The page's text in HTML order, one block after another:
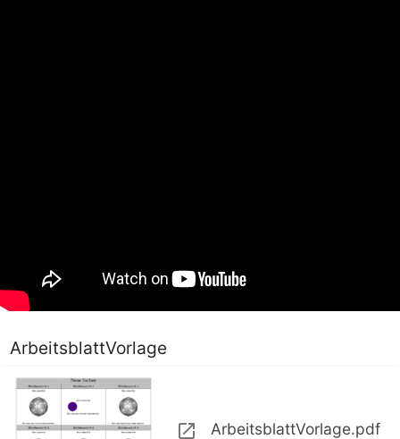
ArbeitsblattVorlage
ArbeitsblattVorlage.pdf